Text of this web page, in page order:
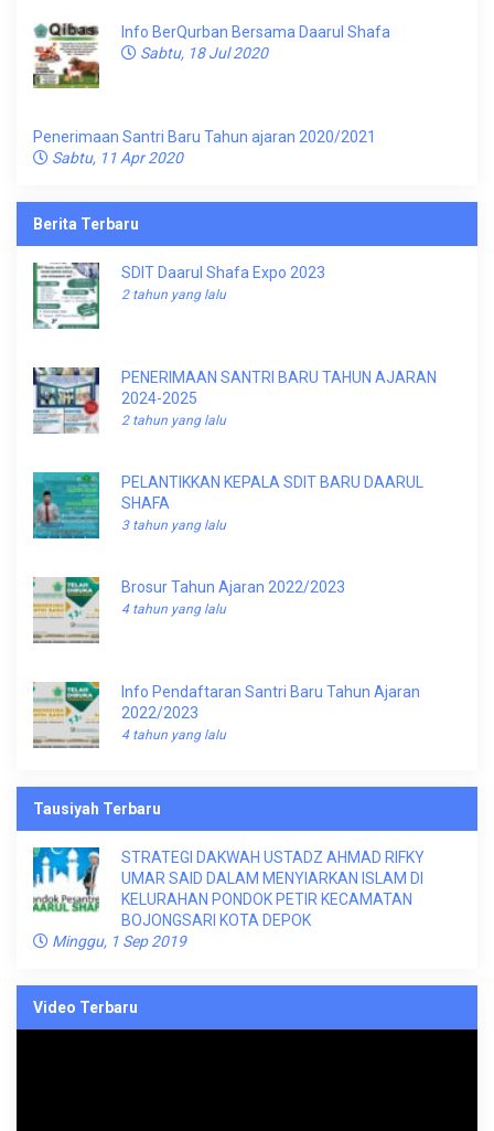
Info BerQurban Bersama Daarul Shafa
Sabtu, 18 Jul 2020
Penerimaan Santri Baru Tahun ajaran 2020/2021
Sabtu, 11 Apr 2020
Berita Terbaru
SDIT Daarul Shafa Expo 2023
2 tahun yang lalu
PENERIMAAN SANTRI BARU TAHUN AJARAN
2024-2025
2 tahun yang lalu
PELANTIKKAN KEPALA SDIT BARU DAARUL
SHAFA
3 tahun yang lalu
Brosur Tahun Ajaran 2022/2023
4 tahun yang lalu
Info Pendaftaran Santri Baru Tahun Ajaran
2022/2023
4 tahun yang lalu
Tausiyah Terbaru
STRATEGI DAKWAH USTADZ AHMAD RIFKY
UMAR SAID DALAM MENYIARKAN ISLAM DI
KELURAHAN PONDOK PETIR KECAMATAN
BOJONGSARI KOTA DEPOK
Minggu, 1 Sep 2019
Video Terbaru